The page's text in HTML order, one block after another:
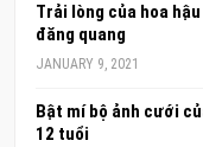
Trải lòng của hoa
đăng quang
JANUARY 9, 2021
Bật mí bộ ảnh cưới
12 tuổi